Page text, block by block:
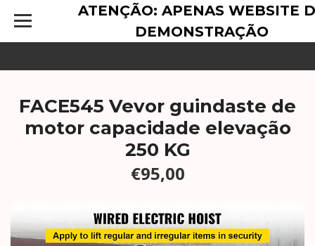
ATENÇÃO: APENAS WEBSITE
DEMONSTRAÇÃO
FACE545 Vevor guindaste de
motor capacidade elevação
250 KG
€95,00